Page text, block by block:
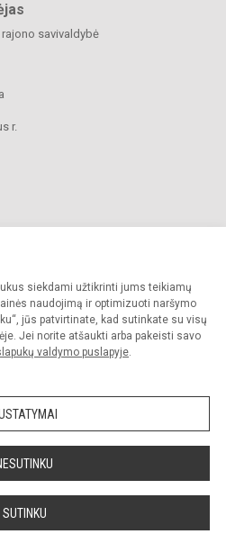
siekdami užtikrinti jums teikiamų
naudojimą ir optimizuoti naršymo
jūs patvirtinate, kad sutinkate su visų
Jei norite atšaukti arba pakeisti savo
valdymo puslapyje.
SUTINKU
savivaldybė
r.
mokykla. Visos teisės saugomos.
sutikimo griežtai draudžiama.
Slapukų valdymas